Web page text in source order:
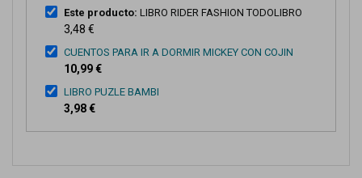
Este producto: LIBRO RIDER FASHION TODOLIBRO
3,48 €
CUENTOS PARA IR A DORMIR MICKEY CON COJIN
10,99 €
LIBRO PUZLE BAMBI
3,98 €